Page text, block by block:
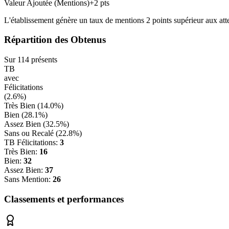
Valeur Ajoutée (Mentions)+2 pts
L'établissement génère un taux de mentions 2 points supérieuraux
Répartition des Obtenus
Sur 114 présents
TB
avec
Félicitations
(2.6%)
Très Bien (14.0%)
Bien (28.1%)
Assez Bien (32.5%)
Sans ou Recalé (22.8%)
TB Félicitations: 3
Très Bien: 16
Bien: 32
Assez Bien: 37
Sans Mention: 26
Classements et performances